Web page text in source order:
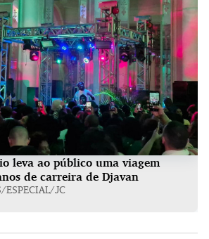
leva ao público uma viagem
de carreira de Djavan
ESPECIAL/JC